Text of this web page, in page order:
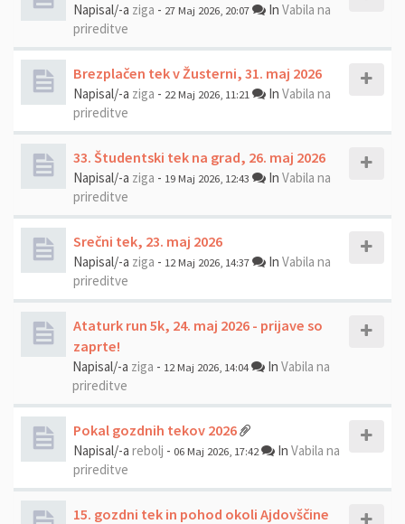
Napisal/-a ziga - 27 Maj 2026, 20:07 In Vabila na
prireditve
Brezplačen tek v Žusterni, 31. maj 2026
Napisal/-a ziga - 22 Maj 2026, 11:21 In Vabila na
prireditve
33. Študentski tek na grad, 26. maj 2026
Napisal/-a ziga - 19 Maj 2026, 12:43 In Vabila na
prireditve
Srečni tek, 23. maj 2026
Napisal/-a ziga - 12 Maj 2026, 14:37 In Vabila na
prireditve
Ataturk run 5k, 24. maj 2026 - prijave so
zaprte!
Napisal/-a ziga - 12 Maj 2026, 14:04 In Vabila na
prireditve
Pokal gozdnih tekov 2026
Napisal/-a rebolj - 06 Maj 2026, 17:42 In Vabila na
prireditve
15. gozdni tek in pohod okoli Ajdovščine